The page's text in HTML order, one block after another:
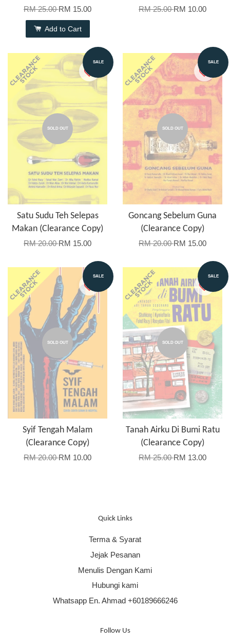
RM 25.00RM 15.00
Add to Cart
RM 25.00RM 10.00
SALE
SOLD OUT
Satu Sudu Teh Selepas
Makan (Clearance Copy)
RM 20.00RM 15.00
SALE
SOLD OUT
Goncang Sebelum Guna
(Clearance Copy)
RM 20.00RM 15.00
SALE
SOLD OUT
Syif Tengah Malam
(Clearance Copy)
RM 20.00RM 10.00
SALE
SOLD OUT
Tanah Airku Di Bumi Ratu
(Clearance Copy)
RM 25.00RM 13.00
Quick Links
Terma & Syarat
Jejak Pesanan
Menulis Dengan Kami
Hubungi kami
Whatsapp En. Ahmad +60189666246
Follow Us